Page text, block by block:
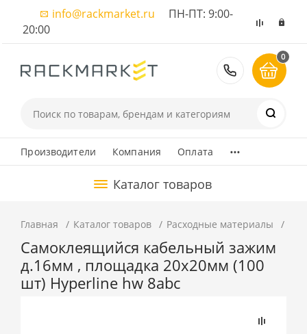
info@rackmarket.ru ПН-ПТ: 9:00-
20:00
8 (495)
0
Производители Компания Оплата ...
Каталог товаров
Главная Каталог товаров Расходные материалы
Самоклеящийся кабельный зажим
д.16мм , площадка 20x20мм (100
шт) Hyperline hw 8abc